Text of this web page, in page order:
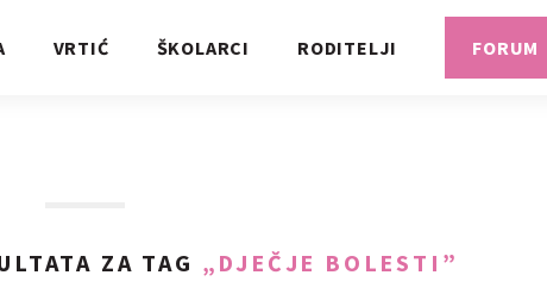
VRTIĆ ŠKOLARCI RODITELJI FORUM
ZA TAG „DJEČJE BOLESTI”